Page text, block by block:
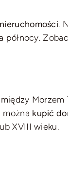
.
kupić
XVIII wieku.